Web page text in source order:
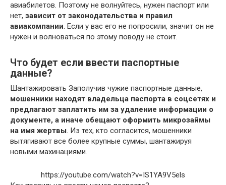
авиабилетов. Поэтому не волнуйтесь, нужен паспорт или
нет, зависит от законодательства и правил
авиакомпании. Если у вас его не попросили, значит он не
нужен и волноваться по этому поводу не стоит.
Что будет если ввести паспортные
данные?
Шантажировать Заполучив чужие паспортные данные,
мошенники находят владельца паспорта в соцсетях и
предлагают заплатить им за удаление информации о
документе, а иначе обещают оформить микрозаймы
на имя жертвы. Из тех, кто согласится, мошенники
вытягивают все более крупные суммы, шантажируя
новыми махинациями.
https://youtube.com/watch?v=IS1YA9V5els